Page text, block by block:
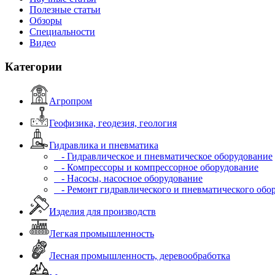
Полезные статьи
Обзоры
Специальности
Видео
Категории
Агропром
Геофизика, геодезия, геология
Гидравлика и пневматика
- Гидравлическое и пневматическое оборудование
- Компрессоры и компрессорное оборудование
- Насосы, насосное оборудование
- Ремонт гидравлического и пневматического
Изделия для производств
Легкая промышленность
Лесная промышленность, деревообработка